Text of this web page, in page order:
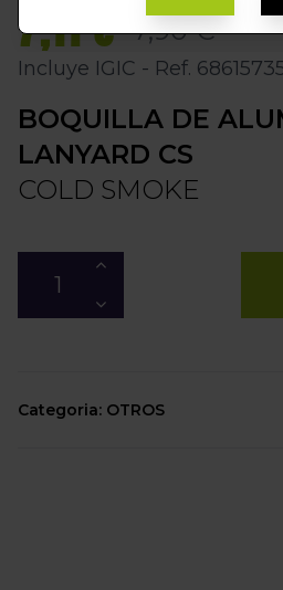
7,11 € 7,90 €
Incluye IGIC - Ref.
BOQUILLA DE
LANYARD CS
COLD SMOKE
Categoria: OTROS